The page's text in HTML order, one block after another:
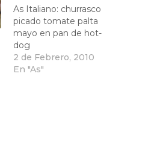
As Italiano: churrasco
picado tomate palta
mayo en pan de hot-
dog
2 de Febrero, 2010
En "As"